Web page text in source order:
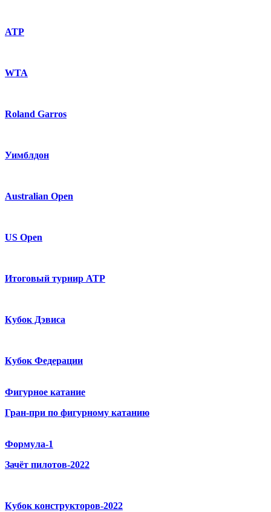
ATP
WTA
Roland Garros
Уимблдон
Australian Open
US Open
Итоговый турнир ATP
Кубок Дэвиса
Кубок Федерации
Фигурное катание
Гран-при по фигурному катанию
Формула-1
Зачёт пилотов-2022
Кубок конструкторов-2022